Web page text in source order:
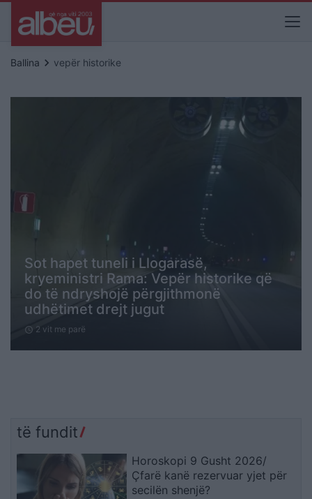
Ballina keyboard_arrow_right vepër historike
Sot hapet tuneli i Llogarasë,
kryeministri Rama: Vepër historike që
do të ndryshojë përgjithmonë
udhëtimet drejt jugut
schedule 2 vit me parë
të fundit
Horoskopi 9 Gusht 2026/
Çfarë kanë rezervuar yjet për
secilën shenjë?